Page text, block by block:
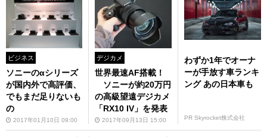
ビジネス
ソニーのαシリーズ
が国内外で高評価、
でもまだ足りないも
の
2017年01月10日 09:00
デジカメ
世界最速AF搭載！
ソニーが約20万円
の高級望遠デジカメ
「RX10 IV」を発表
2017年09月13日 15:00
わずか1年でオーナ
ーが手放す車ランキ
ング あの日本車も
PR Skyrocket株式会社